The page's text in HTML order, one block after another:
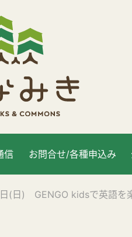
信 お問合せ/各種申込み
(日) GENGO kidsで英語を